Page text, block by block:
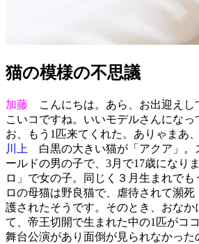
猫の模様の不思議
加藤 こんにちは。あら、お出迎えし
こいコですね。いいモデルさんにな
お、もう1匹来てくれた。ありゃまあ
川上
白黒の大きい猫が「アクア」。
ールドの男の子で、3月で17歳になり
ロ」で女の子。同じく３月生まれでも
ロの母猫は野良猫で、虐待されて瀕
護されたそうです。そのとき、おなか
て、帝王切開で生まれた中の1匹がコ
舞台公演があり面倒が見られなかった